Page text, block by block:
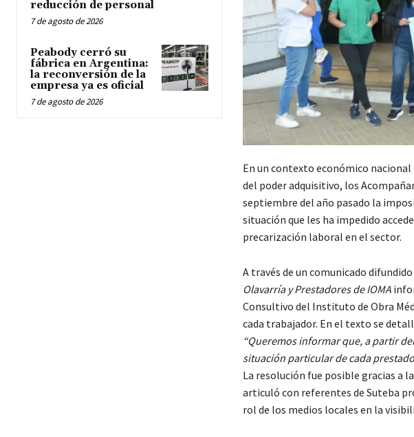
reducción de personal
7 de agosto de 2026
Peabody cerró su
fábrica en Argentina:
la reconversión de la
empresa ya es oficial
7 de agosto de 2026
En un contexto económico
del poder adquisitivo, los
septiembre del año pasado la
situación que les ha impedido
precarización laboral en el sector.
A través de un comunicado
Olavarría y Prestadores de IOMA
Consultivo del Instituto de Obra
cada trabajador. En el texto se
“Queremos informar que, a partir
situación particular de cada
La resolución fue posible gracias a
articuló con referentes de Suteba
rol de los medios locales en la